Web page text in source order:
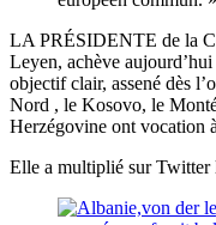
LA PRÉSIDENTE de la
Leyen, achève aujourd’hui
objectif clair, assené dès
Nord , le Kosovo, le
Herzégovine ont vocation
Elle a multiplié sur Twitter